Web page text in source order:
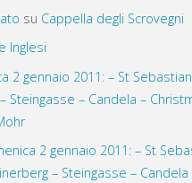
su Cappella degli Scrovegni
Inglesi
2 gennaio 2011: – St
Steingasse – Candela –
2 gennaio 2011: – St
– Steingasse – Candela